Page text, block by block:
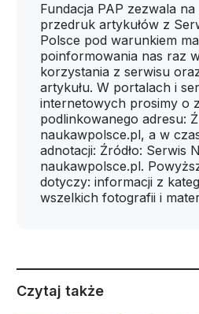
Fundacja PAP zezwala na
przedruk artykułów z
Polsce pod warunkiem
poinformowania nas raz
korzystania z serwisu
artykułu. W portalach i
internetowych prosimy o
podlinkowanego adresu:
naukawpolsce.pl, a w
adnotacji: Źródło: Serwis
naukawpolsce.pl.
dotyczy: informacji z
wszelkich fotografii i
Czytaj także